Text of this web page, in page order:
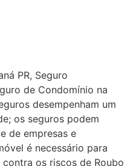
PR, Seguro
de Condomínio na
desempenham um
os seguros podem
de empresas e
é necessário para
os riscos de Roubo